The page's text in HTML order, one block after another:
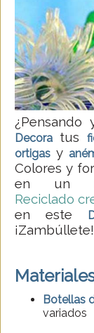
Decora tus
ortigas y
Colores y
en un
Reciclado
en este
¡Zambúllete!
Botellas
variados